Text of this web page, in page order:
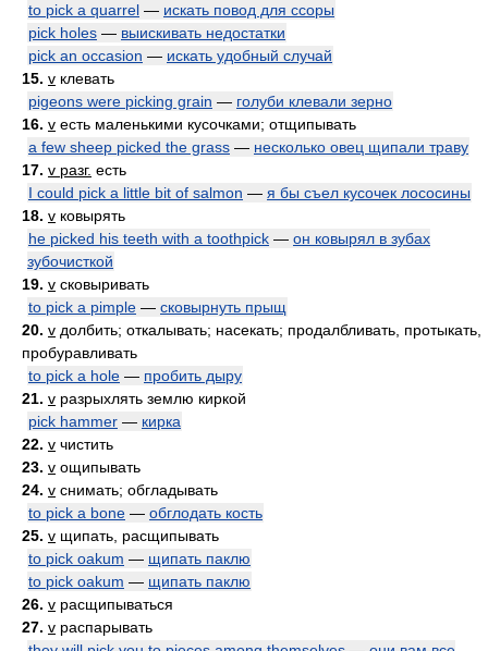
to pick a quarrel — искать повод для ссоры
pick holes — выискивать недостатки
pick an occasion — искать удобный случай
15. v клевать
pigeons were picking grain — голуби клевали зерно
16. v есть маленькими кусочками; отщипывать
a few sheep picked the grass — несколько овец щипали траву
17. v разг. есть
I could pick a little bit of salmon — я бы съел кусочек лососины
18. v ковырять
he picked his teeth with a toothpick — он ковырял в зубах
зубочисткой
19. v сковыривать
to pick a pimple — сковырнуть прыщ
20. v долбить; откалывать; насекать; продалбливать, протыкать,
пробуравливать
to pick a hole — пробить дыру
21. v разрыхлять землю киркой
pick hammer — кирка
22. v чистить
23. v ощипывать
24. v снимать; обгладывать
to pick a bone — обглодать кость
25. v щипать, расщипывать
to pick oakum — щипать паклю
to pick oakum — щипать паклю
26. v расщипываться
27. v распарывать